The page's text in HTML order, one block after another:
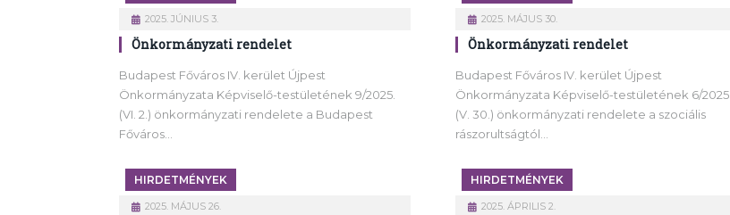
2025. JÚNIUS 3.
Önkormányzati rendelet
Budapest Főváros IV. kerület Újpest
Önkormányzata Képviselő-testületének 9/2025.
(VI. 2.) önkormányzati rendelete a Budapest
Főváros…
2025. MÁJUS 30.
Önkormányzati rendelet
Budapest Főváros IV. kerület Újpest
Önkormányzata Képviselő-testületének 6/2025.
(V. 30.) önkormányzati rendelete a szociális
rászorultságtól…
HIRDETMÉNYEK
2025. MÁJUS 26.
HIRDETMÉNYEK
2025. ÁPRILIS 2.